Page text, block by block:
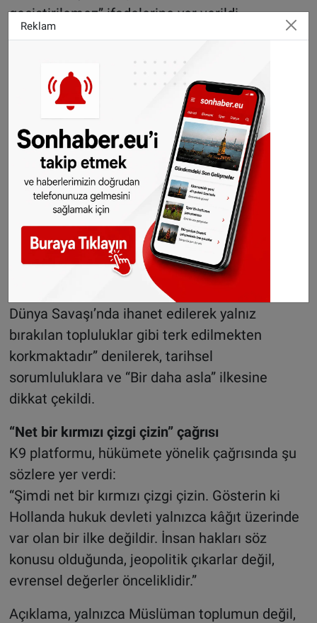
geçiştirilemez” ifadelerine yer verildi.
öldürülmesi neredeyse hiçbir zaman mazur
gösterilemez” şeklindeki açıklamasının da
tepkiyle karşılandığı belirtilen metinde, bu tür
söylemlerin aslında asla olmaması gereken
istisnalara açık kapı bıraktığı vurgulandı.
Toplumsal güven zedeleniyor
K9’un açıklamasında, hükümetin tutumunun
yalnızca dış politikayı değil, ülkedeki toplumsal
yapıyı da doğrudan etkilediği belirtildi.
“Toplumumuzda birçok kişi, eğer Hollanda’da
bir gün büyük bir kriz yaşanırsa, tıpkı İkinci
Dünya Savaşı’nda ihanet edilerek yalnız
bırakılan topluluklar gibi terk edilmekten
korkmaktadır” denilerek, tarihsel
sorumluluklara ve “Bir daha asla” ilkesine
dikkat çekildi.
“Net bir kırmızı çizgi çizin” çağrısı
K9 platformu, hükümete yönelik çağrısında şu
sözlere yer verdi:
“Şimdi net bir kırmızı çizgi çizin. Gösterin ki
Hollanda hukuk devleti yalnızca kâğıt üzerinde
var olan bir ilke değildir. İnsan hakları söz
konusu olduğunda, jeopolitik çıkarlar değil,
evrensel değerler önceliklidir.”
Açıklama, yalnızca Müslüman toplumun değil,
Reklam